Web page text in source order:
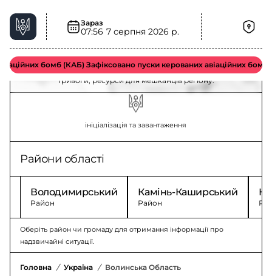
Зараз
07:56 7 серпня 2026 р.
бомб (КАБ) Зафіксовано пуски керованих авіаційних бомб
Волинська область – ситуація та безпека
Актуальна інформація у Волинській області: безпека,
тривоги, ресурси для мешканців регіону.
ініціалізація та завантаження
Райони області
Володимирський
Район
Камінь-Каширський
Район
Оберіть район чи громаду для отримання інформації про
надзвичайні ситуації.
Головна / Україна / Волинська Область